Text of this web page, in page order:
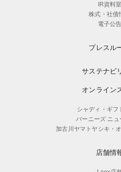
IR資料室
株式・社債
電子公告
プレスル
サステナビ
オンライン
シャディ・ギフ
バーニーズ ニュ
加古川ヤマトヤシキ・
店舗情